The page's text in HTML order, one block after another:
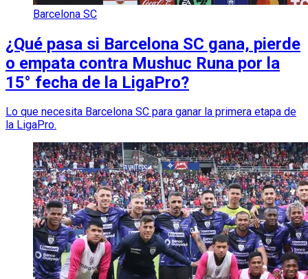
Barcelona SC
¿Qué pasa si Barcelona SC gana, pierde
o empata contra Mushuc Runa por la
15° fecha de la LigaPro?
Lo que necesita Barcelona SC para ganar la primera etapa de
la LigaPro.